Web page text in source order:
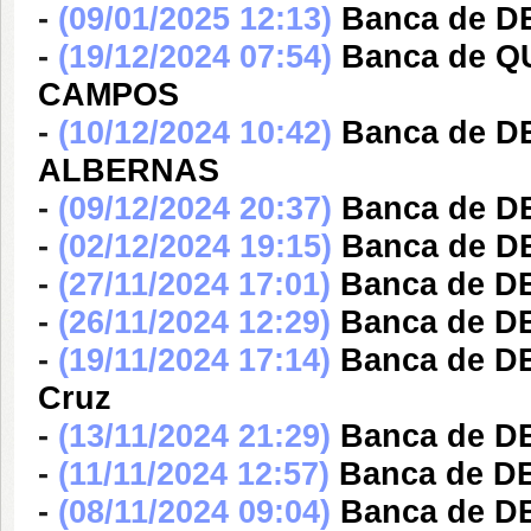
- (09/01/2025 12:13) Banca de
- (19/12/2024 07:54) Banca de
CAMPOS
- (10/12/2024 10:42) Banca de
ALBERNAS
- (09/12/2024 20:37) Banca de
- (02/12/2024 19:15) Banca de
- (27/11/2024 17:01) Banca de
- (26/11/2024 12:29) Banca de
- (19/11/2024 17:14) Banca de
Cruz
- (13/11/2024 21:29) Banca de
- (11/11/2024 12:57) Banca de
- (08/11/2024 09:04) Banca de